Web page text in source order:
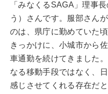
「みなくるSAGA」理事
う）さんです。服部さん
のは、県庁に勤めていた
きっかけに、小城市から
車通勤を続けてきました
なる移動手段ではなく、
感じさせてくれる存在だ